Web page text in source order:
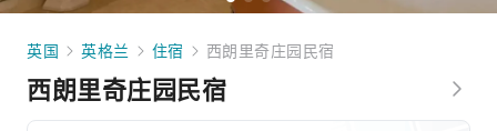
英国 英格兰 住宿 西朗里奇庄园民宿
西朗里奇庄园民宿